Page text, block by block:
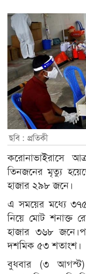
ছবি : প্রতিকী
করোনাভাইরাসে
তিনজনের মৃত্যু
হাজার ২৯৮ জনে।
এ সময়ের মধ্যে
নিয়ে মোট শনাক্ত
হাজার ৩৬৮
দশমিক ৫৩ শতাংশ।
বুধবার (৩ আগস্ট)